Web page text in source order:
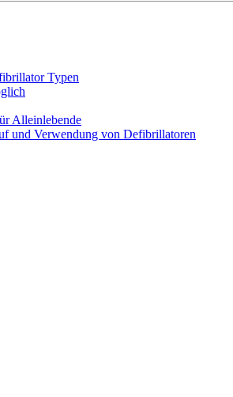
Typen
Alleinlebende
und Verwendung von Defibrillatoren